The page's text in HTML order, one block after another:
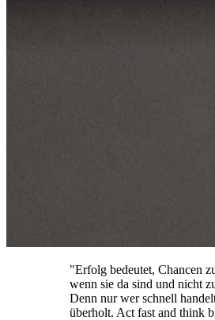
"Erfolg bedeutet, Chancen
wenn sie da sind und nicht
Denn nur wer schnell
überholt. Act fast and think